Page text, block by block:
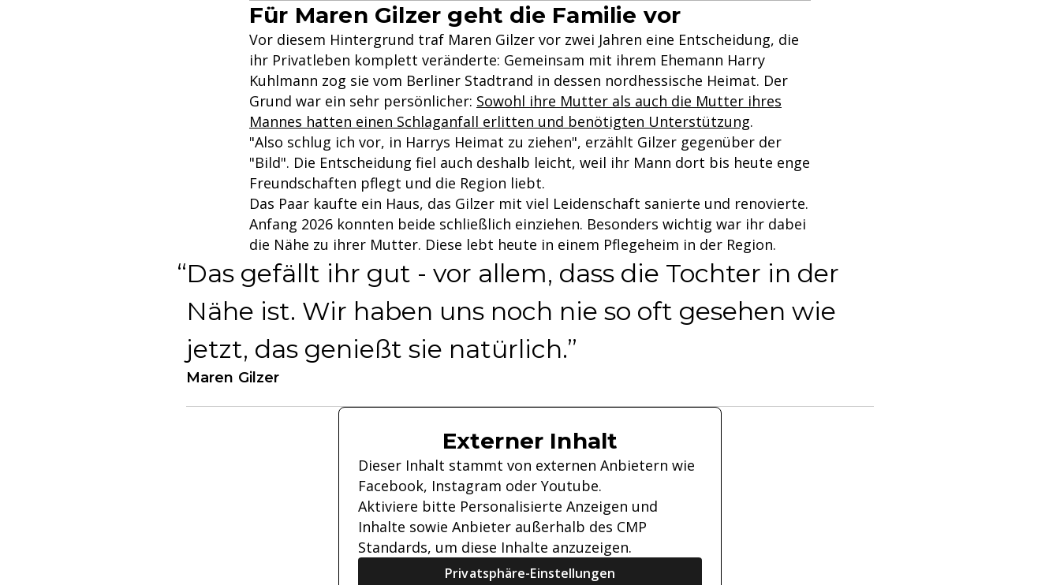
Für Maren Gilzer geht die Familie vor
Vor diesem Hintergrund traf Maren Gilzer vor zwei Jahren eine Entscheidung, die
ihr Privatleben komplett veränderte: Gemeinsam mit ihrem Ehemann Harry
Kuhlmann zog sie vom Berliner Stadtrand in dessen nordhessische Heimat. Der
Grund war ein sehr persönlicher: Sowohl ihre Mutter als auch die Mutter ihres
Mannes hatten einen Schlaganfall erlitten und benötigten Unterstützung.
"Also schlug ich vor, in Harrys Heimat zu ziehen", erzählt Gilzer gegenüber der
"Bild". Die Entscheidung fiel auch deshalb leicht, weil ihr Mann dort bis heute enge
Freundschaften pflegt und die Region liebt.
Das Paar kaufte ein Haus, das Gilzer mit viel Leidenschaft sanierte und renovierte.
Anfang 2026 konnten beide schließlich einziehen. Besonders wichtig war ihr dabei
die Nähe zu ihrer Mutter. Diese lebt heute in einem Pflegeheim in der Region.
Das gefällt ihr gut - vor allem, dass die Tochter in der
Nähe ist. Wir haben uns noch nie so oft gesehen wie
jetzt, das genießt sie natürlich.
Maren Gilzer
Externer Inhalt
Dieser Inhalt stammt von externen Anbietern wie
Facebook, Instagram oder Youtube.
Aktiviere bitte Personalisierte Anzeigen und
Inhalte sowie Anbieter außerhalb des CMP
Standards, um diese Inhalte anzuzeigen.
Privatsphäre-Einstellungen